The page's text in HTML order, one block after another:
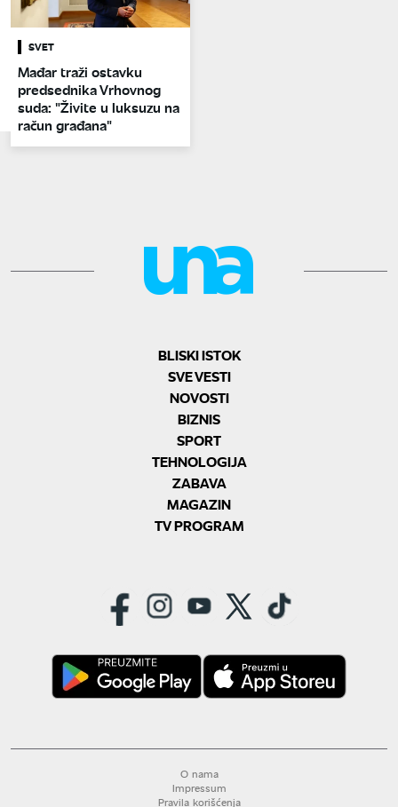
SVET
Mađar traži ostavku
predsednika Vrhovnog
suda: "Živite u luksuzu na
račun građana"
BLISKI ISTOK
SVE VESTI
NOVOSTI
BIZNIS
SPORT
TEHNOLOGIJA
ZABAVA
MAGAZIN
TV PROGRAM
O nama
Impressum
Pravila korišćenja